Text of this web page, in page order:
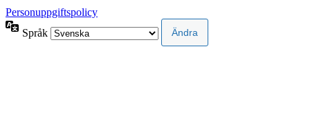
Personuppgiftspolicy
Språk